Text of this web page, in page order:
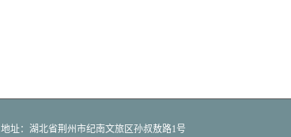
地址：湖北省荆州市纪南文旅区孙叔敖路1号